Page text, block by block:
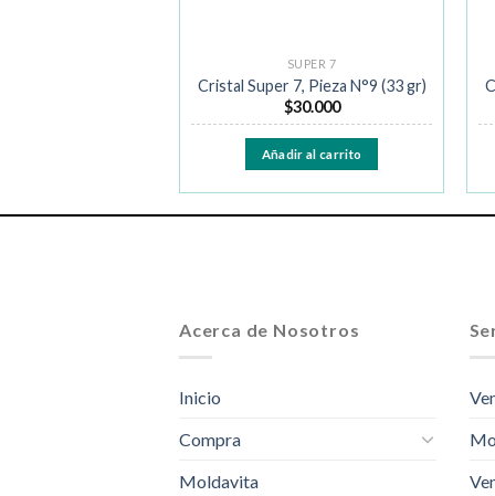
SUPER 7
Cristal Super 7, Pieza N°9 (33 gr)
$30.000
Añadir al carrito
Acerca de Nosotros
Inicio
Compra
Moldavita